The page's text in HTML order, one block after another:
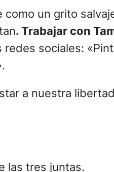
como un grito
. Trabajar con
sociales:
a nuestra
las tres juntas.